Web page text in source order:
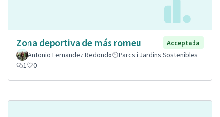
Zona deportiva de más romeu
Acceptada
Antonio Fernandez Redondo
Parcs i Jardins Sostenibles
1
0